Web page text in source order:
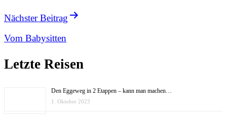
Nächster Beitrag
Vom Babysitten
Letzte Reisen
Den Eggeweg in 2 Etappen – kann man machen…
1. Oktober 2023